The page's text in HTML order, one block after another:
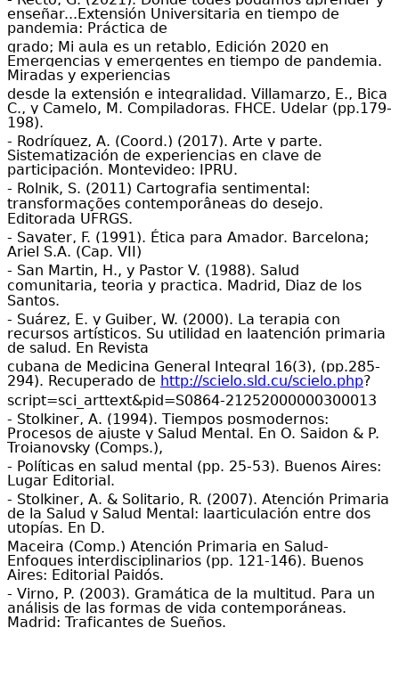
enseñar...Extensión Universitaria en tiempo de
pandemia: Práctica de
grado; Mi aula es un retablo, Edición 2020 en
Emergencias y emergentes en tiempo de pandemia.
Miradas y experiencias
desde la extensión e integralidad. Villamarzo, E., Bica
C., y Camelo, M. Compiladoras. FHCE. Udelar (pp.179-
198).
- Rodríguez, A. (Coord.) (2017). Arte y parte.
Sistematización de experiencias en clave de
participación. Montevideo: IPRU.
- Rolnik, S. (2011) Cartografia sentimental:
transformações contemporâneas do desejo.
Editorada UFRGS.
- Savater, F. (1991). Ética para Amador. Barcelona;
Ariel S.A. (Cap. VII)
- San Martin, H., y Pastor V. (1988). Salud
comunitaria, teoria y practica. Madrid, Diaz de los
Santos.
- Suárez, E. y Guiber, W. (2000). La terapia con
recursos artísticos. Su utilidad en laatención primaria
de salud. En Revista
cubana de Medicina General Integral 16(3), (pp.285-
294). Recuperado de http://scielo.sld.cu/scielo.php?
script=sci_arttext&pid=S0864-21252000000300013
- Stolkiner, A. (1994). Tiempos posmodernos:
Procesos de ajuste y Salud Mental. En O. Saidon & P.
Troianovsky (Comps.),
- Políticas en salud mental (pp. 25-53). Buenos Aires:
Lugar Editorial.
- Stolkiner, A. & Solitario, R. (2007). Atención Primaria
de la Salud y Salud Mental: laarticulación entre dos
utopías. En D.
Maceira (Comp.) Atención Primaria en Salud-
Enfoques interdisciplinarios (pp. 121-146). Buenos
Aires: Editorial Paidós.
- Virno, P. (2003). Gramática de la multitud. Para un
análisis de las formas de vida contemporáneas.
Madrid: Traficantes de Sueños.